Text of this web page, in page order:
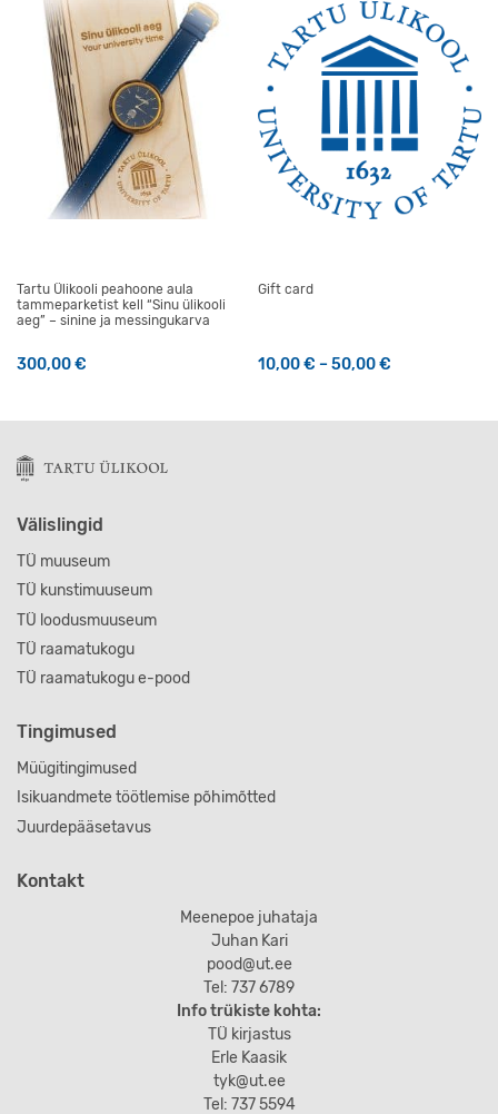
Tartu Ülikooli peahoone aula
tammeparketist kell “Sinu ülikooli
aeg” – sinine ja messingukarva
300,00€
Gift card
10,00€ – 50,00€
Välislingid
TÜ muuseum
TÜ kunstimuuseum
TÜ loodusmuuseum
TÜ raamatukogu
TÜ raamatukogu e-pood
Tingimused
Müügitingimused
Isikuandmete töötlemise põhimõtted
Juurdepääsetavus
Kontakt
Meenepoe juhataja
Juhan Kari
pood@ut.ee
Tel: 737 6789
Info trükiste kohta:
TÜ kirjastus
Erle Kaasik
tyk@ut.ee
Tel: 737 5594